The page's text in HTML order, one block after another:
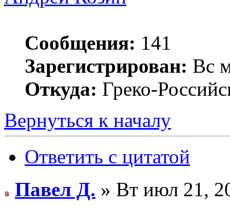
Сообщения: 141
Зарегистрирован: Вс
Откуда: Греко-
Вернуться к началу
Ответить с цитатой
Павел Д. » Вт июл 21,